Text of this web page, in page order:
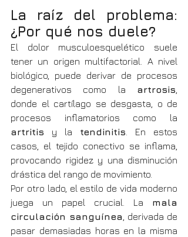
La raíz del problema:
¿Por qué nos duele?
El dolor musculoesquelético suele
tener un origen multifactorial. A nivel
biológico, puede derivar de procesos
degenerativos como la artrosis
donde el cartílago se desgasta, o de
artritis y la tendinitis . En estos
casos, el tejido conectivo se inflama,
provocando rigidez y una disminución
drástica del rango de movimiento.
Por otro lado, el estilo de vida moderno
juega un papel crucial. La mala
circulación sanguínea
, derivada de
pasar demasiadas horas en la misma